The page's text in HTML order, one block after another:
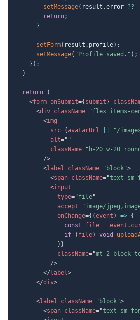
setMessage( result .error ??
return;
}
setForm( result . profile) ;
setMessage( "Profile saved." ) ;
} ) ;
}
return
(
<form onSubmit={ submit }
<div className="flex items-
<img
src={avatarUrl "/
alt=" "
className=" h-20 w-20
/>
<label className=" block">
<span className="text-sm
<input
type="file"
accept="image/
onChange={ (event ) => {
const file = event .
if
( file) void
} }
className="mt-2 block
/>
</ label>
</div>
<label className=" block">
<span className="text-sm